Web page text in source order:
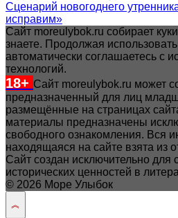
Сценарий новогоднего
исправим»
Сайт moreulybok.ru собирает
знаете. Продолжая
автоматически соглашаетесь с
технологий.
18+ Сайт moreulybok.ru может
предназначенный для лиц
размещённые на страницах
материалы предназначены
свободного ознакомления. Вся
находящаяся на сайте взята из
Сайт создан исключительно для
исторических ценностей в
© 2026 Море Улыбок